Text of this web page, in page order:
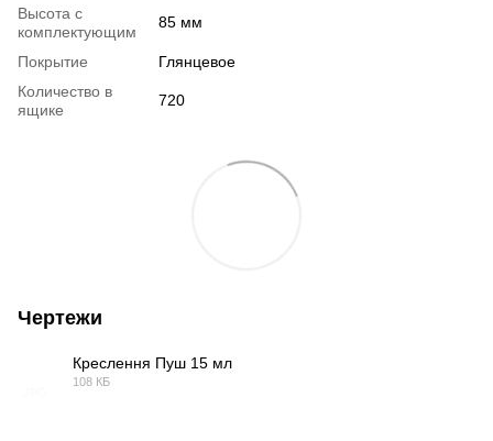
Высота с
комплектующим
85 мм
Покрытие
Глянцевое
Количество в
ящике
720
Чертежи
Креслення Пуш 15 мл
108 КБ